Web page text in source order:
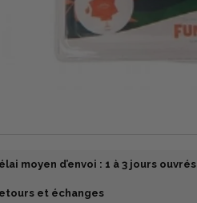
moyen d’envoi : 1 à 3 jours ouvrés
et échanges